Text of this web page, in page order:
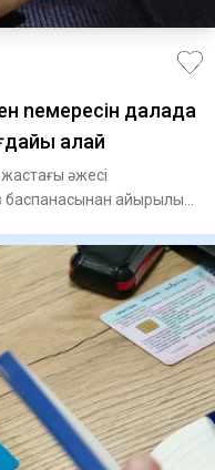
neмересін далада
қалай
әжесі
баспанасынан айырылып